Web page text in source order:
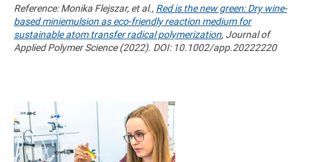
Reference: Monika Flejszar, et al., Red is the new green: Dry wine-
based miniemulsion as eco-friendly reaction medium for
sustainable atom transfer radical polymerization, Journal of
Applied Polymer Science (2022). DOI: 10.1002/app.20222220